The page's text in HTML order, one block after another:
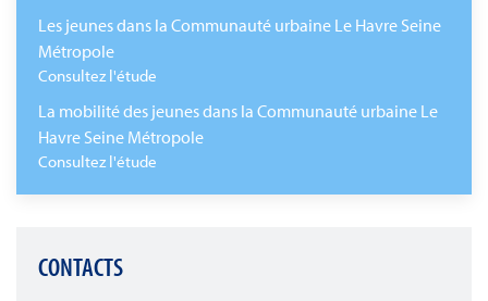
Les jeunes dans la Communauté urbaine Le Havre Seine
Métropole
Consultez l'étude
La mobilité des jeunes dans la Communauté urbaine Le
Havre Seine Métropole
Consultez l'étude
CONTACTS